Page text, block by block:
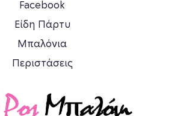
Facebook
Είδη Πάρτυ
Μπαλόνια
Περιστάσεις